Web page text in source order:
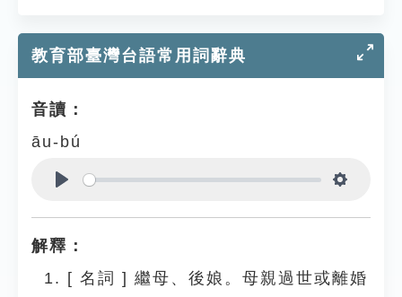
教育部臺灣台語常用詞辭典
音讀：
āu-bú
解釋：
[ 名詞 ] 繼母、後娘。母親過世或離婚